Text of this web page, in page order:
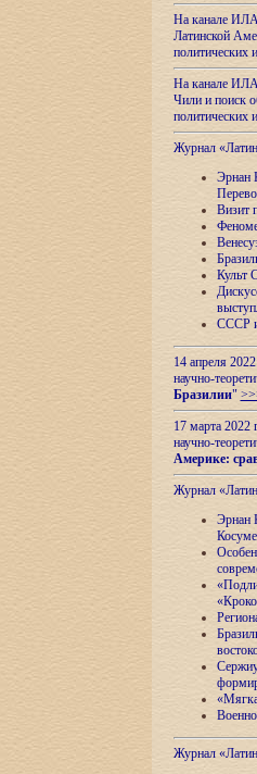
На канале
Латинской
На канале
Чили и поиск
Журнал
Эрнан
Визит
Культ
СССР и
14 апреля
научно-
Бразилии"
17 марта 2022
научно-
Америке:
Журнал
Эрнан
Журнал